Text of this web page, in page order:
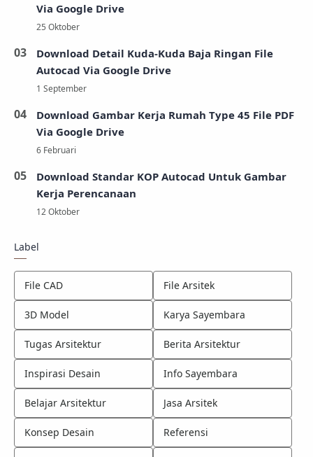
Via Google Drive
Download Detail Kuda-Kuda Baja Ringan File
Autocad Via Google Drive
Download Gambar Kerja Rumah Type 45 File PDF
Via Google Drive
Download Standar KOP Autocad Untuk Gambar
Kerja Perencanaan
Label
File CAD File Arsitek
3D Model Karya Sayembara
Tugas Arsitektur Berita Arsitektur
Inspirasi Desain Info Sayembara
Belajar Arsitektur Jasa Arsitek
Konsep Desain Referensi